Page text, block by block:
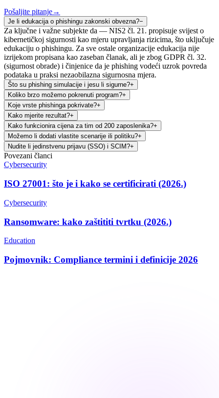
Pošaljite pitanje→
Je li edukacija o phishingu zakonski obvezna?−
Za ključne i važne subjekte da — NIS2 čl. 21. propisuje svijest o
kibernetičkoj sigurnosti kao mjeru upravljanja rizicima, što uključuje
edukaciju o phishingu. Za sve ostale organizacije edukacija nije
izrijekom propisana kao zaseban članak, ali je zbog GDPR čl. 32.
(sigurnost obrade) i činjenice da je phishing vodeći uzrok povreda
podataka u praksi nezaobilazna sigurnosna mjera.
Što su phishing simulacije i jesu li sigurne?+
Koliko brzo možemo pokrenuti program?+
Koje vrste phishinga pokrivate?+
Kako mjerite rezultat?+
Kako funkcionira cijena za tim od 200 zaposlenika?+
Možemo li dodati vlastite scenarije ili politiku?+
Nudite li jedinstvenu prijavu (SSO) i SCIM?+
Povezani članci
Cybersecurity
ISO 27001: što je i kako se certificirati (2026.)
Cybersecurity
Ransomware: kako zaštititi tvrtku (2026.)
Education
Pojmovnik: Compliance termini i definicije 2026